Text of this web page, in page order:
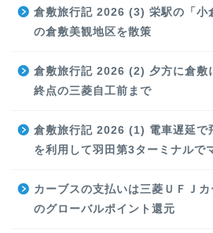
倉敷旅行記 2026 (3) 栄駅の「小
の倉敷美観地区を散策
倉敷旅行記 2026 (2) 夕方に倉敷
終点の三菱自工前まで
倉敷旅行記 2026 (1) 電車遅延で
を利用して羽田第3ターミナルで
カーブスの支払いは三菱ＵＦＪ
のグローバルポイント還元